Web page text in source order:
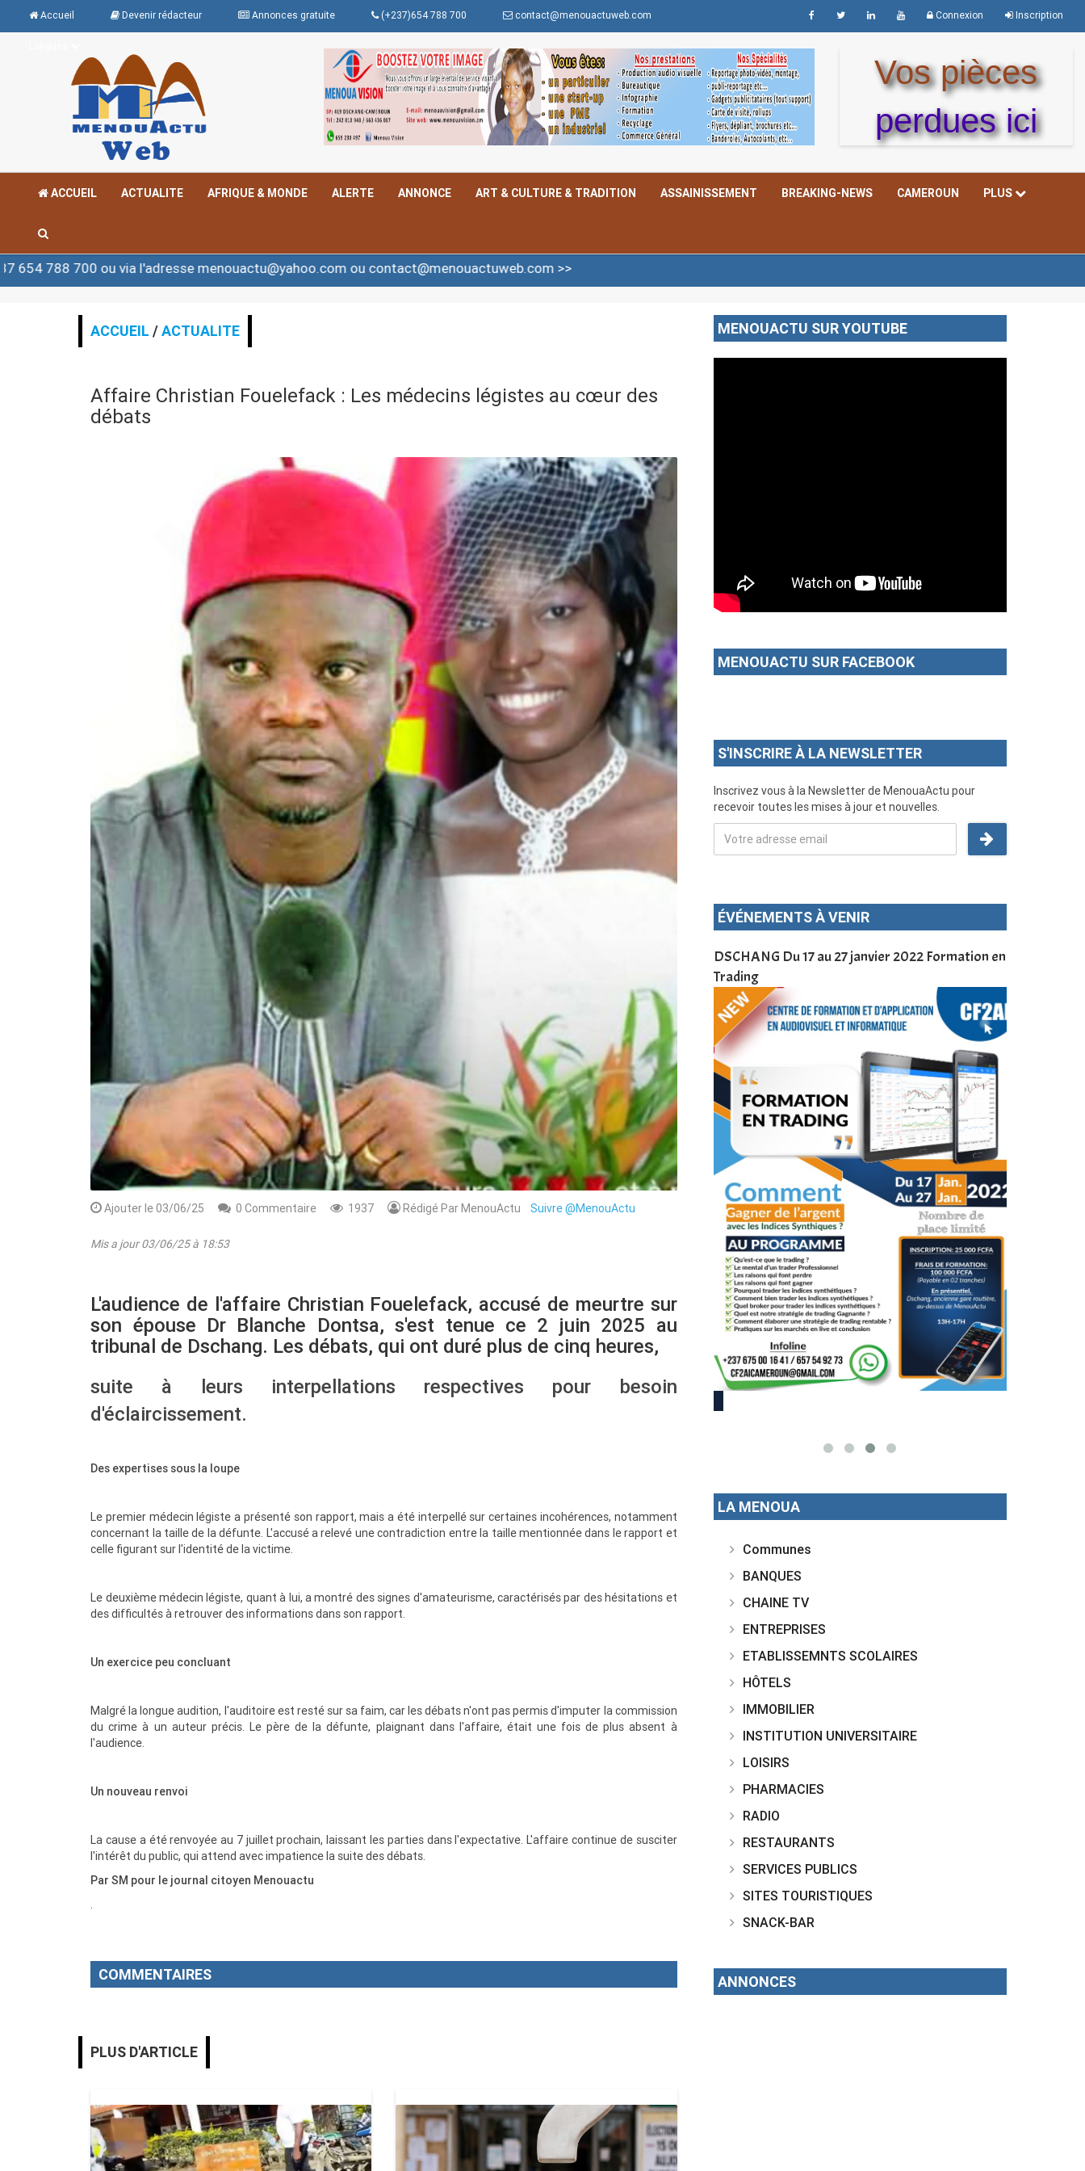
Accueil Devenir rédacteur Annonces gratuite (+237)654 788 700 contact@menouactuweb.com Connexion Inscription
Vos pièces
perdues ici
ACCUEIL ACTUALITE AFRIQUE & MONDE ALERTE ANNONCE ART & CULTURE & TRADITION ASSAINISSEMENT BREAKING-NEWS CAMEROUN PLUS
via l'adresse menouactu@yahoo.com ou contact@menouactuweb.com >>
ACCUEIL /ACTUALITE
Affaire Christian Fouelefack : Les médecins légistes au cœur des
débats
Ajouter le 03/06/25 0 Commentaire 1937 Rédigé Par MenouActuSuivre @MenouActu
Mis a jour 03/06/25 à 18:53
L'audience de l'affaire Christian Fouelefack, accusé de meurtre sur
son épouse Dr Blanche Dontsa, s'est tenue ce 2 juin 2025 au
tribunal de Dschang. Les débats, qui ont duré plus de cinq heures,
suite à leurs interpellations respectives pour besoin
d'éclaircissement.
Des expertises sous la loupe
Le premier médecin légiste a présenté son rapport, mais a été interpellé sur certaines incohérences, notamment
concernant la taille de la défunte. L'accusé a relevé une contradiction entre la taille mentionnée dans le rapport et
celle figurant sur l'identité de la victime.
Le deuxième médecin légiste, quant à lui, a montré des signes d'amateurisme, caractérisés par des hésitations et
des difficultés à retrouver des informations dans son rapport.
Un exercice peu concluant
Malgré la longue audition, l'auditoire est resté sur sa faim, car les débats n'ont pas permis d'imputer la commission
du crime à un auteur précis. Le père de la défunte, plaignant dans l'affaire, était une fois de plus absent à
l'audience.
Un nouveau renvoi
La cause a été renvoyée au 7 juillet prochain, laissant les parties dans l'expectative. L'affaire continue de susciter
l'intérêt du public, qui attend avec impatience la suite des débats.
Par SM pour le journal citoyen Menouactu
.
COMMENTAIRES
PLUS D'ARTICLE
MENOUACTU SUR YOUTUBE
MENOUACTU SUR FACEBOOK
S'INSCRIRE À LA NEWSLETTER
Inscrivez vous à la Newsletter de MenouaActu pour
recevoir toutes les mises à jour et nouvelles.
ÉVÉNEMENTS À VENIR
Rendez-vous le 10 Octobre avec GESPROS pour
une formation de qualité, un métier
DSCHANG Du 17 au 27 janvier 2022 Formation en
Trading
Cameroun
LA MENOUA
Communes
BANQUES
CHAINE TV
ENTREPRISES
ETABLISSEMNTS SCOLAIRES
HÔTELS
IMMOBILIER
INSTITUTION UNIVERSITAIRE
LOISIRS
PHARMACIES
RADIO
RESTAURANTS
SERVICES PUBLICS
SITES TOURISTIQUES
SNACK-BAR
ANNONCES